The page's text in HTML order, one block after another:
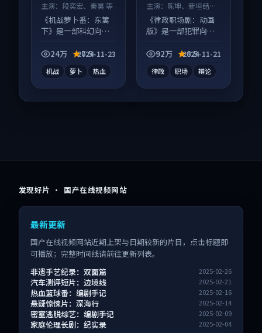
主演： 段奕宏、秦昊 等
《机战萝卜番：东篱
下》是一部科幻向动
观看，细节更丰富。
24万 7.5
2024-11-23
机战 萝卜 热血
主演： 陈坤、新垣结衣
等
《律政职场剧：动画
版》是一部犯罪向电
度高，适合配弹幕观
92万 8.5
2024-11-21
律政 职场 辩论
发现好片 · 国产在线视频网站
最新更新
国产在线视频网站近期上架与日期较新的片目，点击标题即
可播放；完整时间线请前往更新列表。
非遗手艺纪录：双面篇
2025-02-26
汽车测评短片：边境线 2025-02-21
热血篮球番：编剧手记 2025-02-16
悬疑惊悚片：深海行 2025-02-14
密室逃脱综艺：编剧手记 2025-02-09
家庭伦理长剧：纪实录 2025-02-04